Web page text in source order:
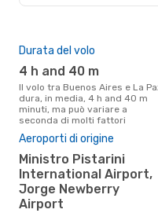
Durata del volo
4 h and 40 m
Il volo tra Buenos Aires e La Paz
dura, in media, 4 h and 40 m
minuti, ma può variare a
seconda di molti fattori
Aeroporti di origine
Ministro Pistarini
International Airport,
Jorge Newberry
Airport